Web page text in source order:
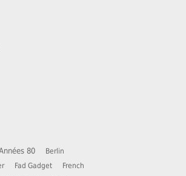
80
Berlin
Fad Gadget
French